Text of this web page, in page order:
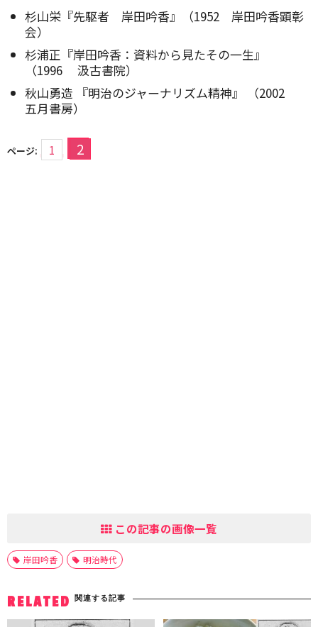
杉山栄『先駆者 岸田吟香』（1952 岸田吟香顕彰
会）
杉浦正『岸田吟香：資料から見たその一生』
（1996 汲古書院）
秋山勇造 『明治のジャーナリズム精神』 （2002
五月書房）
ページ: 1 2
この記事の画像一覧
岸田吟香 明治時代
RELATED 関連する記事